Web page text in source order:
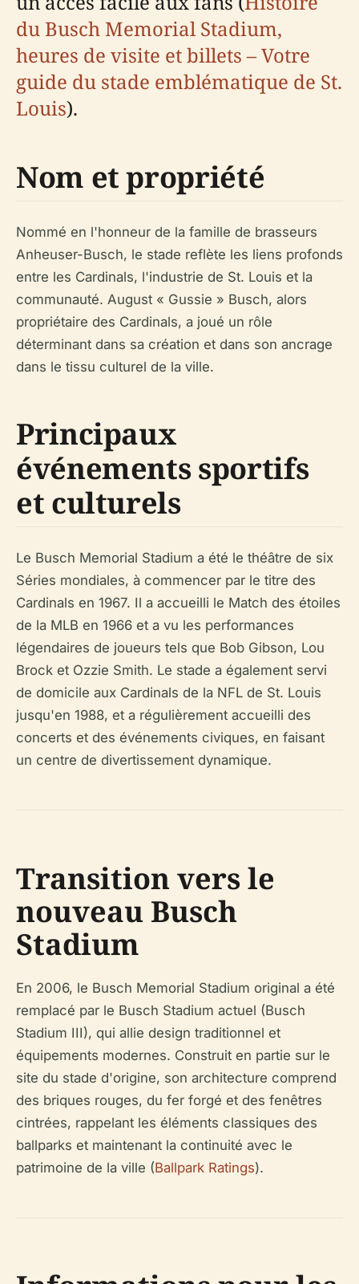
du Busch Memorial Stadium,
heures de visite et billets – Votre
guide du stade emblématique de St.
Louis).
Nom et propriété
Nommé en l'honneur de la famille de brasseurs
Anheuser-Busch, le stade reflète les liens profonds
entre les Cardinals, l'industrie de St. Louis et la
communauté. August « Gussie » Busch, alors
propriétaire des Cardinals, a joué un rôle
déterminant dans sa création et dans son ancrage
dans le tissu culturel de la ville.
Principaux
événements sportifs
et culturels
Le Busch Memorial Stadium a été le théâtre de six
Séries mondiales, à commencer par le titre des
Cardinals en 1967. Il a accueilli le Match des étoiles
de la MLB en 1966 et a vu les performances
légendaires de joueurs tels que Bob Gibson, Lou
Brock et Ozzie Smith. Le stade a également servi
de domicile aux Cardinals de la NFL de St. Louis
jusqu'en 1988, et a régulièrement accueilli des
concerts et des événements civiques, en faisant
un centre de divertissement dynamique.
Transition vers le
nouveau Busch
Stadium
En 2006, le Busch Memorial Stadium original a été
remplacé par le Busch Stadium actuel (Busch
Stadium III), qui allie design traditionnel et
équipements modernes. Construit en partie sur le
site du stade d'origine, son architecture comprend
des briques rouges, du fer forgé et des fenêtres
cintrées, rappelant les éléments classiques des
ballparks et maintenant la continuité avec le
patrimoine de la ville (Ballpark Ratings).